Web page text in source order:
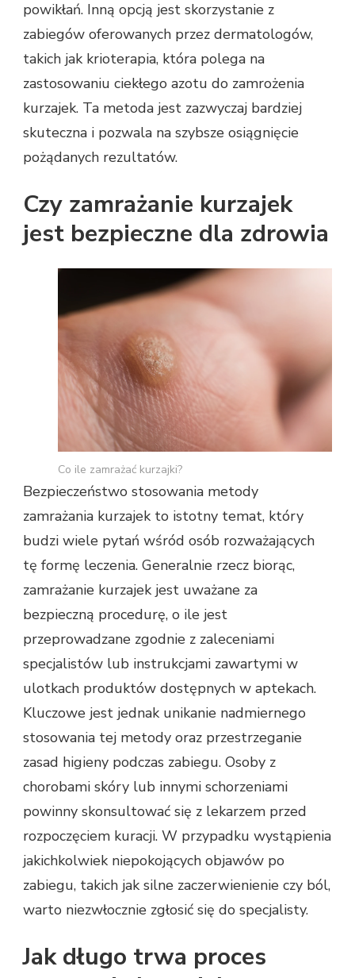
powikłań. Inną opcją jest skorzystanie z
zabiegów oferowanych przez dermatologów,
takich jak krioterapia, która polega na
zastosowaniu ciekłego azotu do zamrożenia
kurzajek. Ta metoda jest zazwyczaj bardziej
skuteczna i pozwala na szybsze osiągnięcie
pożądanych rezultatów.
Czy zamrażanie kurzajek
jest bezpieczne dla zdrowia
Co ile zamrażać kurzajki?
Bezpieczeństwo stosowania metody
zamrażania kurzajek to istotny temat, który
budzi wiele pytań wśród osób rozważających
tę formę leczenia. Generalnie rzecz biorąc,
zamrażanie kurzajek jest uważane za
bezpieczną procedurę, o ile jest
przeprowadzane zgodnie z zaleceniami
specjalistów lub instrukcjami zawartymi w
ulotkach produktów dostępnych w aptekach.
Kluczowe jest jednak unikanie nadmiernego
stosowania tej metody oraz przestrzeganie
zasad higieny podczas zabiegu. Osoby z
chorobami skóry lub innymi schorzeniami
powinny skonsultować się z lekarzem przed
rozpoczęciem kuracji. W przypadku wystąpienia
jakichkolwiek niepokojących objawów po
zabiegu, takich jak silne zaczerwienienie czy ból,
warto niezwłocznie zgłosić się do specjalisty.
Jak długo trwa proces